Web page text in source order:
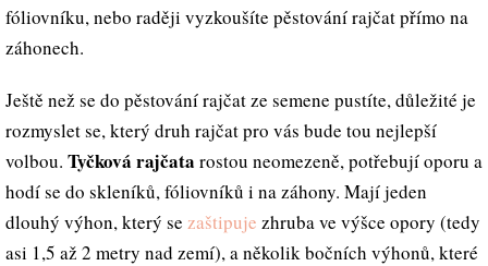
fóliovníku, nebo raději vyzkoušíte pěstování rajčat přímo na
záhonech.
Ještě než se do pěstování rajčat ze semene pustíte, důležité je
rozmyslet se, který druh rajčat pro vás bude tou nejlepší
volbou. Tyčková rajčata rostou neomezeně, potřebují oporu a
hodí se do skleníků, fóliovníků i na záhony. Mají jeden
dlouhý výhon, který se zaštipuje zhruba ve výšce opory (tedy
asi 1,5 až 2 metry nad zemí), a několik bočních výhonů, které